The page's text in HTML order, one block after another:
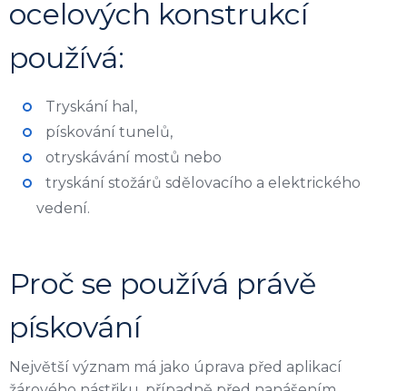
ocelových konstrukcí
používá:
Tryskání hal,
pískování tunelů,
otryskávání mostů nebo
tryskání stožárů sdělovacího a elektrického
vedení.
Proč se používá právě
pískování
Největší význam má jako úprava před aplikací